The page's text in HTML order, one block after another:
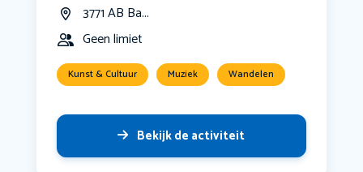
3771 AB Ba...
Geen limiet
Kunst & Cultuur Muziek Wandelen
Bekijk de activiteit